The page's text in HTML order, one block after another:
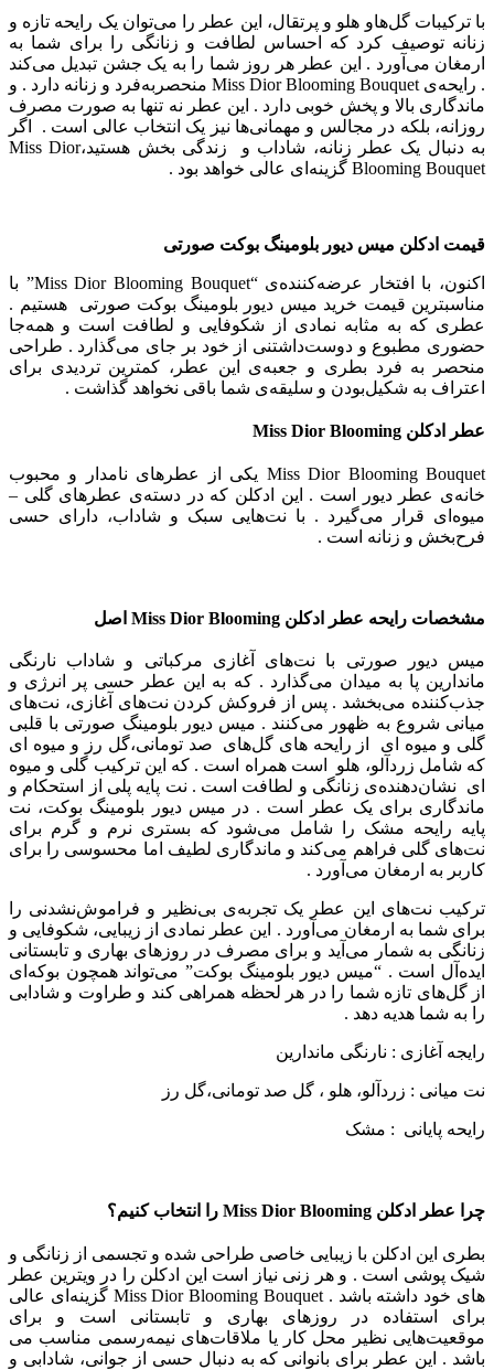
با ترکیبات گل‌هاو هلو و پرتقال، این عطر را می‌توان یک رایحه تازه و
زنانه توصیف کرد که احساس لطافت و زنانگی را برای شما به
ارمغان می‌آورد . این عطر هر روز شما را به یک جشن تبدیل می‌کند
. رایحه‌ی Miss Dior Blooming Bouquet منحصربه‌فرد و زنانه دارد . و
ماندگاری بالا و پخش خوبی دارد . این عطر نه تنها به صورت مصرف
روزانه، بلکه در مجالس و مهمانی‌ها نیز یک انتخاب عالی است . اگر
به دنبال یک عطر زنانه، شاداب و زندگی بخش هستید،Miss Dior
Blooming Bouquet گزینه‌ای عالی خواهد بود .
قیمت ادکلن میس دیور بلومینگ بوکت صورتی
اکنون، با افتخار عرضه‌کننده‌ی “Miss Dior Blooming Bouquet” با
مناسبترین قیمت خرید میس دیور بلومینگ بوکت صورتی هستیم .
عطری که به مثابه نمادی از شکوفایی و لطافت است و همه‌جا
حضوری مطبوع و دوست‌داشتنی از خود بر جای می‌گذارد . طراحی
منحصر به‌ فرد بطری و جعبه‌ی این عطر، کمترین تردیدی برای
اعتراف به شکیل‌بودن و سلیقه‌ی شما باقی نخواهد گذاشت .
عطر ادکلن Miss Dior Blooming
Miss Dior Blooming Bouquet یکی از عطرهای نامدار و محبوب
خانه‌ی عطر دیور است . این ادکلن که در دسته‌ی عطرهای گلی –
میوه‌ای قرار می‌گیرد . با نت‌هایی سبک و شاداب، دارای حسی
فرح‌بخش و زنانه است .
مشخصات رایحه عطر ادکلن Miss Dior Blooming اصل
میس دیور صورتی با نت‌های آغازی مرکباتی و شاداب نارنگی
ماندارین پا به میدان می‌گذارد . که به این عطر حسی پر انرژی و
جذب‌کننده می‌بخشد . پس از فروکش کردن نت‌های آغازی، نت‌های
میانی شروع به ظهور می‌کنند . میس دیور بلومینگ صورتی با قلبی
گلی و میوه ای از رایحه های گل‌های صد تومانی،گل رز و میوه ای
که شامل زردآلو، هلو است همراه است . که این ترکیب گلی و میوه
ای نشان‌دهنده‌ی زنانگی و لطافت است . نت پایه پلی از استحکام و
ماندگاری برای یک عطر است . در میس دیور بلومینگ بوکت، نت‌
پایه رایحه مشک را شامل می‌شود که بستری نرم و گرم برای
نت‌های گلی فراهم می‌کند و ماندگاری لطیف اما محسوسی را برای
کاربر به ارمغان می‌آورد .
ترکیب نت‌های این عطر یک تجربه‌ی بی‌نظیر و فراموش‌نشدنی را
برای شما به ارمغان می‌آورد . این عطر نمادی از زیبایی، شکوفایی و
زنانگی به شمار می‌آید و برای مصرف در روزهای بهاری و تابستانی
ایده‌آل است . “میس دیور بلومینگ بوکت” می‌تواند همچون بوکه‌ای
از گل‌های تازه شما را در هر لحظه همراهی کند و طراوت و شادابی
را به شما هدیه دهد .
رایجه آغازی : نارنگی ماندارین
نت میانی : زردآلو، هلو ، گل صد تومانی،گل رز
رایحه پایانی : مشک
چرا عطر ادکلن Miss Dior Blooming را انتخاب کنیم؟
بطری این ادکلن با زیبایی خاصی طراحی شده و تجسمی از زنانگی و
شیک‌ پوشی است . و هر زنی نیاز است این ادکلن را در ویترین عطر
های خود داشته باشد . Miss Dior Blooming Bouquet گزینه‌ای عالی
برای استفاده در روزهای بهاری و تابستانی است و برای
موقعیت‌هایی نظیر محل کار یا ملاقات‌های نیمه‌رسمی مناسب می
باشد . این عطر برای بانوانی که به دنبال حسی از جوانی، شادابی و